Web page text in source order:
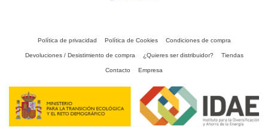
Política de privacidad Política de Cookies Condiciones de compra
Devoluciones / Desistimiento de compra ¿Quieres ser distribuidor? Tiendas
Contacto Empresa